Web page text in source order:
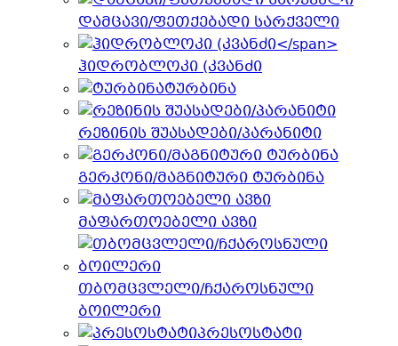
დამცავი/ფეთქებადი სარქველი
ჰიდრობლოკი (კვანძი
ტურბინა
რეზინის შუასადები/პარანიტი
გერკონი/მაგნიტური ტურბინა
მაფართოებელი ავზი
თბომცვლელი/ჩქაროსნული
ბოილერი
პრესოსტატი